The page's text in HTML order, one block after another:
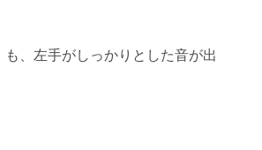
、左手がしっかりとした音が出